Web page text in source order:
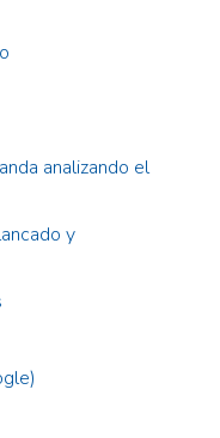
analizando el
y